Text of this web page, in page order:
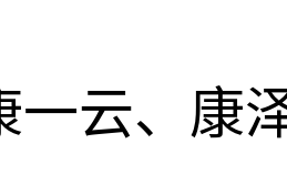
一云、康